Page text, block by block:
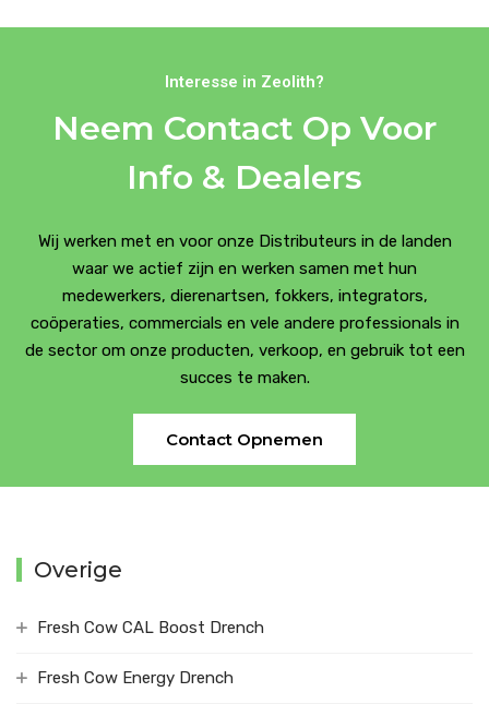
Interesse in Zeolith?
Neem Contact Op Voor
Info & Dealers
Wij werken met en voor onze Distributeurs in de landen
waar we actief zijn en werken samen met hun
medewerkers, dierenartsen, fokkers, integrators,
coöperaties, commercials en vele andere professionals in
de sector om onze producten, verkoop, en gebruik tot een
succes te maken.
Contact Opnemen
Overige
Fresh Cow CAL Boost Drench
Fresh Cow Energy Drench